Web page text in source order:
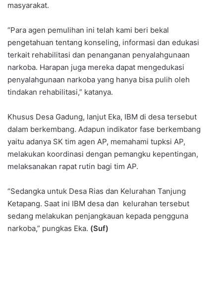
masyarakat.
“Para agen pemulihan ini telah kami beri bekal
pengetahuan tentang konseling, informasi dan edukasi
terkait rehabilitasi dan penanganan penyalahgunaan
narkoba. Harapan juga mereka dapat mengedukasi
penyalahgunaan narkoba yang hanya bisa pulih oleh
tindakan rehabilitasi,” katanya.
Khusus Desa Gadung, lanjut Eka, IBM di desa tersebut
dalam berkembang. Adapun indikator fase berkembang
yaitu adanya SK tim agen AP, memahami tupksi AP,
melakukan koordinasi dengan pemangku kepentingan,
melaksanakan rapat rutin bagi tim AP.
“Sedangka untuk Desa Rias dan Kelurahan Tanjung
Ketapang. Saat ini IBM desa dan kelurahan tersebut
sedang melakukan penjangkauan kepada pengguna
narkoba,” pungkas Eka. (Suf)